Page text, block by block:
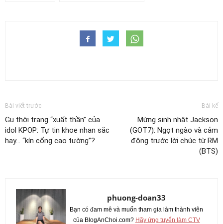
Bài viết trước
Gu thời trang “xuất thần” của
idol KPOP: Tự tin khoe nhan sắc
hay… “kín cổng cao tường”?
Bài kế
Mừng sinh nhật Jackson
(GOT7): Ngọt ngào và cảm
động trước lời chúc từ RM
(BTS)
phuong-doan33
Bạn có đam mê và muốn tham gia làm thành viên
của BlogAnChoi.com? Hãy ứng tuyển làm CTV